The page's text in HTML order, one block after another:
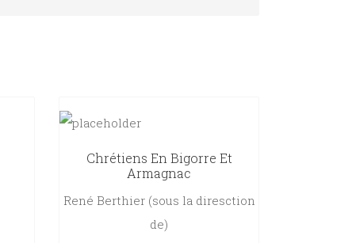
Chrétiens En Bigorre Et
Armagnac
René Berthier (sous la diresction
de)